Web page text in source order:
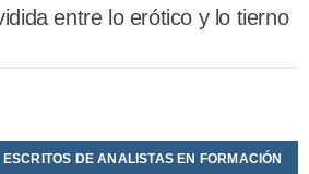
entre lo erótico y lo tierno
ESCRITOS DE ANALISTAS EN FORMACIÓN